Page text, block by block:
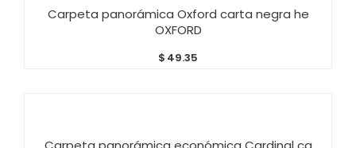
Carpeta panorámica Oxford carta negra he
OXFORD
$ 49.35